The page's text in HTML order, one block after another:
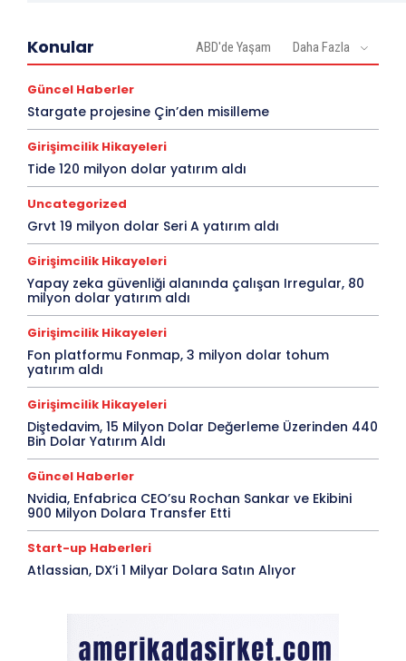
Konular ABD'de Yaşam Daha Fazla
Güncel Haberler
Stargate projesine Çin’den misilleme
Girişimcilik Hikayeleri
Tide 120 milyon dolar yatırım aldı
Uncategorized
Grvt 19 milyon dolar Seri A yatırım aldı
Girişimcilik Hikayeleri
Yapay zeka güvenliği alanında çalışan Irregular, 80
milyon dolar yatırım aldı
Girişimcilik Hikayeleri
Fon platformu Fonmap, 3 milyon dolar tohum
yatırım aldı
Girişimcilik Hikayeleri
Diştedavim, 15 Milyon Dolar Değerleme Üzerinden 440
Bin Dolar Yatırım Aldı
Güncel Haberler
Nvidia, Enfabrica CEO’su Rochan Sankar ve Ekibini
900 Milyon Dolara Transfer Etti
Start-up Haberleri
Atlassian, DX’i 1 Milyar Dolara Satın Alıyor